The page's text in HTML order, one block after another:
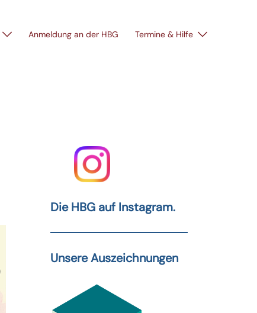
Anmeldung an der HBG Termine & Hilfe
Die HBG auf Instagram.
Unsere Auszeichnungen